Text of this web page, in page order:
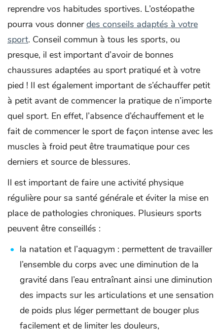
reprendre vos habitudes sportives. L’ostéopathe
pourra vous donnerdes conseils adaptés à votre
sport. Conseil commun à tous les sports, ou
presque, il est important d’avoir de bonnes
chaussures adaptées au sport pratiqué et à votre
pied ! Il est également important de s’échauffer petit
à petit avant de commencer la pratique de n’importe
quel sport. En effet, l’absence d’échauffement et le
fait de commencer le sport de façon intense avec les
muscles à froid peut être traumatique pour ces
derniers et source de blessures.
Il est important de faire une activité physique
régulière pour sa santé générale et éviter la mise en
place de pathologies chroniques. Plusieurs sports
peuvent être conseillés :
la natation et l’aquagym : permettent de travailler
l’ensemble du corps avec une diminution de la
gravité dans l’eau entraînant ainsi une diminution
des impacts sur les articulations et une sensation
de poids plus léger permettant de bouger plus
facilement et de limiter les douleurs,